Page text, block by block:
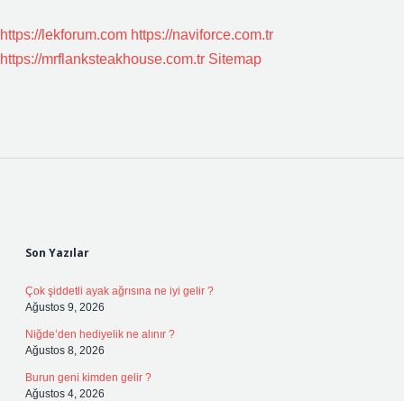
https://lekforum.com https://naviforce.com.tr
https://mrflanksteakhouse.com.tr Sitemap
Son Yazılar
Çok şiddetli ayak ağrısına ne iyi gelir ?
Ağustos 9, 2026
Niğde’den hediyelik ne alınır ?
Ağustos 8, 2026
Burun geni kimden gelir ?
Ağustos 4, 2026